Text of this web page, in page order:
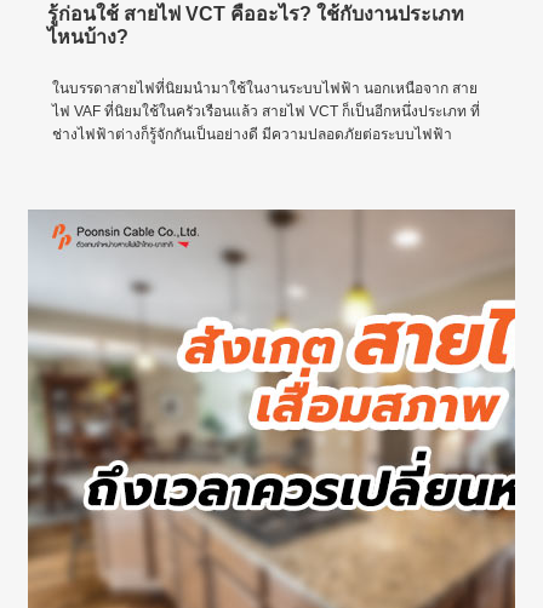
รู้ก่อนใช้ สายไฟ VCT คืออะไร? ใช้กับงานประเภท
ไหนบ้าง?
ในบรรดาสายไฟที่นิยมนำมาใช้ในงานระบบไฟฟ้า นอกเหนือจาก สาย
ไฟ VAF ที่นิยมใช้ในครัวเรือนแล้ว สายไฟ VCT ก็เป็นอีกหนึ่งประเภท ที่
ช่างไฟฟ้าต่างก็รู้จักกันเป็นอย่างดี มีความปลอดภัยต่อระบบไฟฟ้า